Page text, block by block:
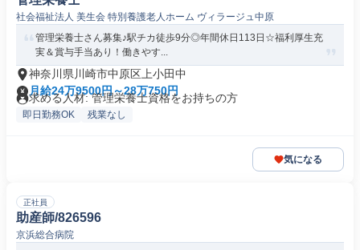
社会福祉法人 美生会 特別養護老人ホーム ヴィラージュ中原
管理栄養士さん募集♪駅チカ徒歩9分◎年間休日113日☆福利厚生充
実＆賞与手当あり！働きやす...
神奈川県川崎市中原区上小田中
月給24万9500円～28万750円
求める人材: 管理栄養士資格をお持ちの方
即日勤務OK 残業なし
気になる
正社員
助産師/826596
京浜総合病院